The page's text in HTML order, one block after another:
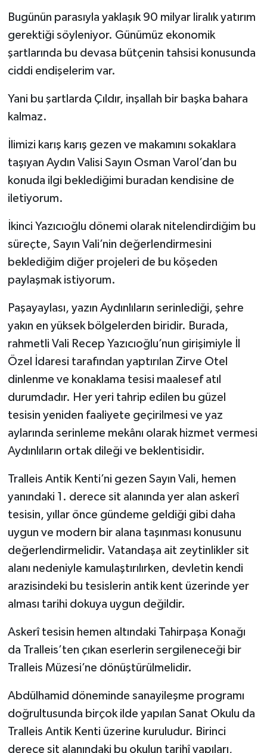
Bugünün parasıyla yaklaşık 90 milyar liralık yatırım
gerektiği söyleniyor. Günümüz ekonomik
şartlarında bu devasa bütçenin tahsisi konusunda
ciddi endişelerim var.
Yani bu şartlarda Çıldır, inşallah bir başka bahara
kalmaz.
İlimizi karış karış gezen ve makamını sokaklara
taşıyan Aydın Valisi Sayın Osman Varol’dan bu
konuda ilgi beklediğimi buradan kendisine de
iletiyorum.
İkinci Yazıcıoğlu dönemi olarak nitelendirdiğim bu
süreçte, Sayın Vali’nin değerlendirmesini
beklediğim diğer projeleri de bu köşeden
paylaşmak istiyorum.
Paşayaylası, yazın Aydınlıların serinlediği, şehre
yakın en yüksek bölgelerden biridir. Burada,
rahmetli Vali Recep Yazıcıoğlu’nun girişimiyle İl
Özel İdaresi tarafından yaptırılan Zirve Otel
dinlenme ve konaklama tesisi maalesef atıl
durumdadır. Her yeri tahrip edilen bu güzel
tesisin yeniden faaliyete geçirilmesi ve yaz
aylarında serinleme mekânı olarak hizmet vermesi
Aydınlıların ortak dileği ve beklentisidir.
Tralleis Antik Kenti’ni gezen Sayın Vali, hemen
yanındaki 1. derece sit alanında yer alan askerî
tesisin, yıllar önce gündeme geldiği gibi daha
uygun ve modern bir alana taşınması konusunu
değerlendirmelidir. Vatandaşa ait zeytinlikler sit
alanı nedeniyle kamulaştırılırken, devletin kendi
arazisindeki bu tesislerin antik kent üzerinde yer
alması tarihi dokuya uygun değildir.
Askerî tesisin hemen altındaki Tahirpaşa Konağı
da Tralleis’ten çıkan eserlerin sergileneceği bir
Tralleis Müzesi’ne dönüştürülmelidir.
Abdülhamid döneminde sanayileşme programı
doğrultusunda birçok ilde yapılan Sanat Okulu da
Tralleis Antik Kenti üzerine kuruludur. Birinci
derece sit alanındaki bu okulun tarihî yapıları,